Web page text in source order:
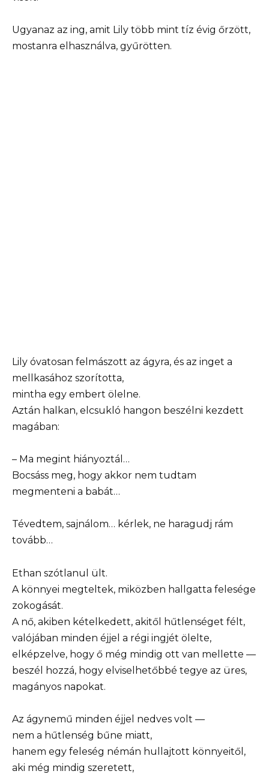
Ugyanaz az ing, amit Lily több mint tíz évig őrzött,
mostanra elhasználva, gyűrötten.
Lily óvatosan felmászott az ágyra, és az inget a
mellkasához szorította,
mintha egy embert ölelne.
Aztán halkan, elcsukló hangon beszélni kezdett
magában:
– Ma megint hiányoztál…
Bocsáss meg, hogy akkor nem tudtam
megmenteni a babát…
Tévedtem, sajnálom… kérlek, ne haragudj rám
tovább…
Ethan szótlanul ült.
A könnyei megteltek, miközben hallgatta felesége
zokogását.
A nő, akiben kételkedett, akitől hűtlenséget félt,
valójában minden éjjel a régi ingjét ölelte,
elképzelve, hogy ő még mindig ott van mellette —
beszél hozzá, hogy elviselhetőbbé tegye az üres,
magányos napokat.
Az ágynemű minden éjjel nedves volt —
nem a hűtlenség bűne miatt,
hanem egy feleség némán hullajtott könnyeitől,
aki még mindig szeretett,